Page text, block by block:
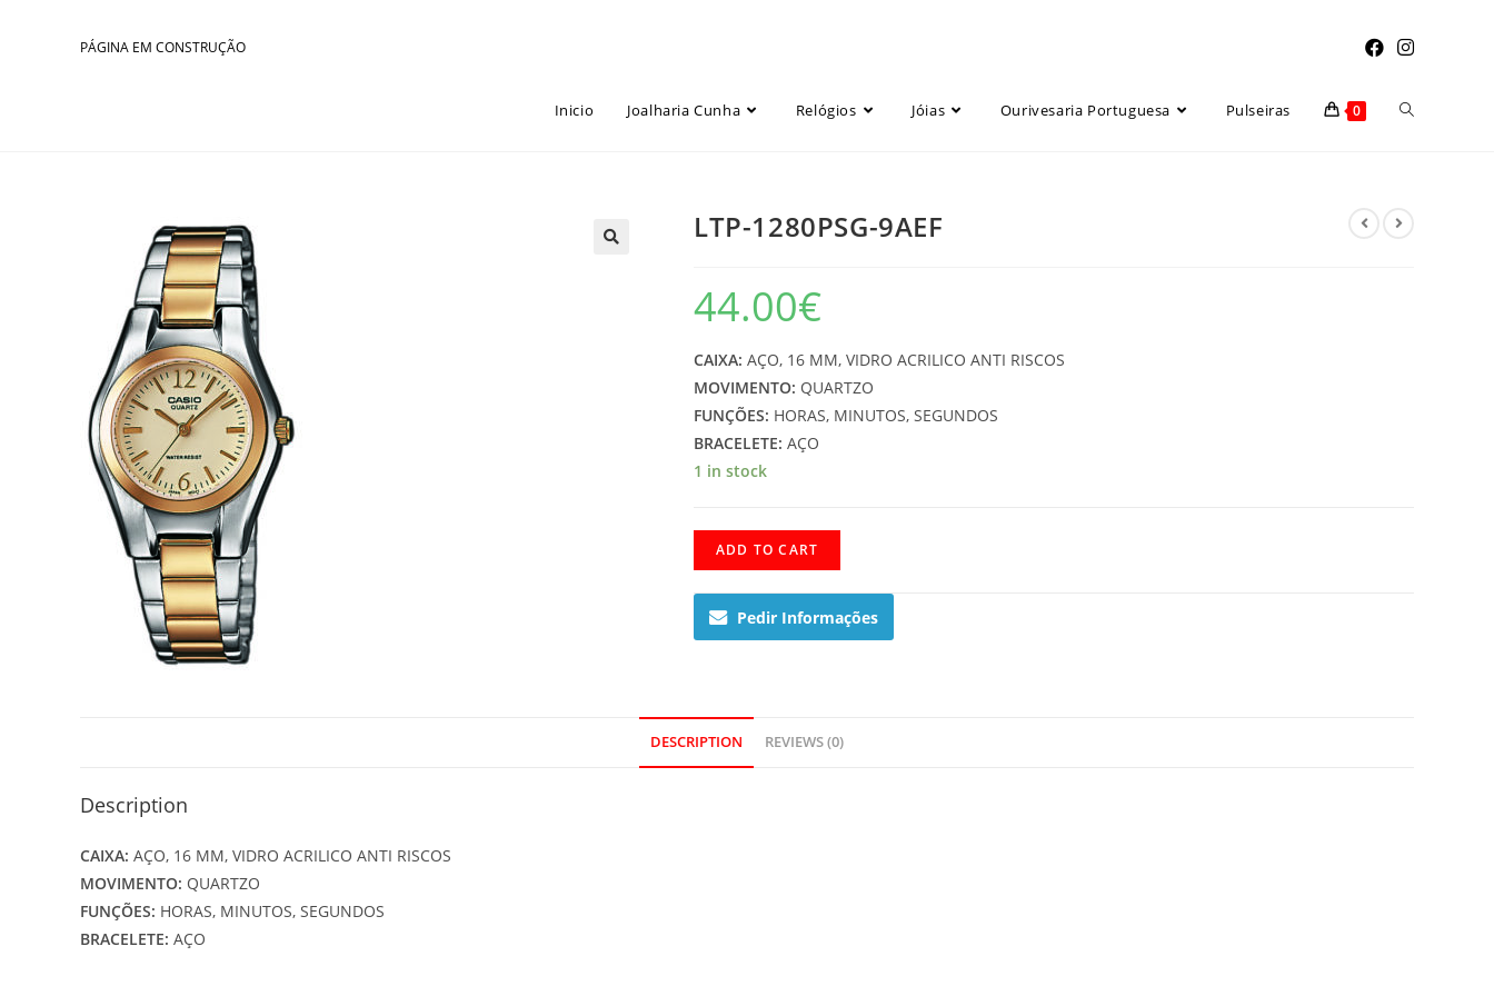
PÁGINA EM CONSTRUÇÃO
Inicio Joalharia Cunha Relógios Jóias Ourivesaria Portuguesa Pulseiras 0 Toggle
LTP-1280PSG-9AEF
44.00€
CAIXA: AÇO, 16 MM, VIDRO ACRILICO ANTI RISCOS
MOVIMENTO: QUARTZO
FUNÇÕES: HORAS, MINUTOS, SEGUNDOS
BRACELETE: AÇO
1 in stock
LTP-
1280PSG-
9AEF
quantity
ADD TO CART
Pedir Informações
DESCRIPTION REVIEWS (0)
Description
CAIXA: AÇO, 16 MM, VIDRO ACRILICO ANTI RISCOS
MOVIMENTO: QUARTZO
FUNÇÕES: HORAS, MINUTOS, SEGUNDOS
BRACELETE: AÇO